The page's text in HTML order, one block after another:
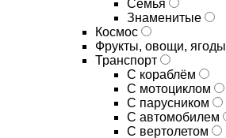
Семья
Знаменитые
Космос
Фрукты, овощи, ягоды
Транспорт
С кораблём
С мотоциклом
С парусником
С автомобилем
С вертолетом